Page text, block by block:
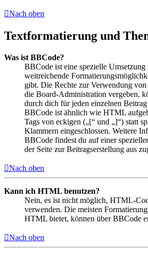
Nach oben
Textformatierung und
Was ist BBCode?
BBCode ist eine spezielle
weitreichende
gibt. Die Rechte zur Verwendung
die Board-Administration vergeben,
durch dich für jeden einzelnen
BBCode ist ähnlich wie HTML
Tags von eckigen („[“ und „]“) statt
Klammern eingeschlossen. Weitere
BBCode findest du auf einer
der Seite zur Beitragserstellung aus
Nach oben
Kann ich HTML benutzen?
Nein, es ist nicht möglich, HTML-
verwenden. Die meisten
HTML bietet, können über BBCode
Nach oben